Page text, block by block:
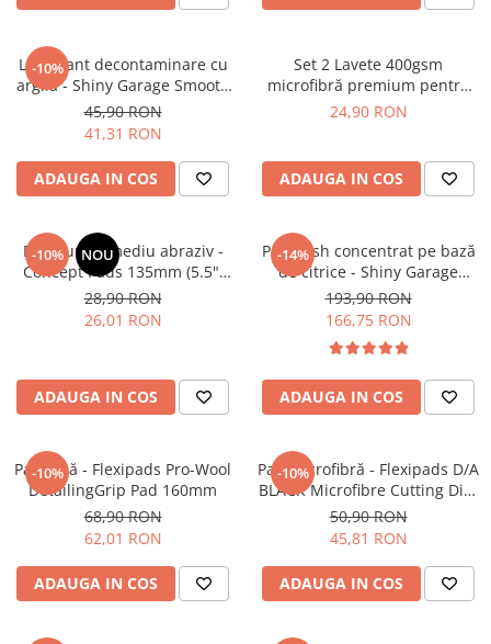
-10%
Lubrifiant decontaminare cu
argilă - Shiny Garage Smooth
Clay Lube (500ml)
45,90 RON
41,31 RON
ADAUGA IN COS
Set 2 Lavete 400gsm
microfibră premium pentru
interior - Premium Microfibres
24,90 RON
ADAUGA IN COS
-10% NOU
Pad burete mediu abraziv -
Concept Pads 135mm (5.5")
Yellow Polishing Pad
28,90 RON
26,01 RON
ADAUGA IN COS
-14%
Pre-wash concentrat pe bază
de citrice - Shiny Garage
Citrus Infused TFR (5L)
193,90 RON
166,75 RON
ADAUGA IN COS
-10%
Pad lână - Flexipads Pro-Wool
DetailingGrip Pad 160mm
68,90 RON
62,01 RON
ADAUGA IN COS
-10%
Pad microfibră - Flexipads D/A
BLACK Microfibre Cutting Disc
5" (125mm)
50,90 RON
45,81 RON
ADAUGA IN COS